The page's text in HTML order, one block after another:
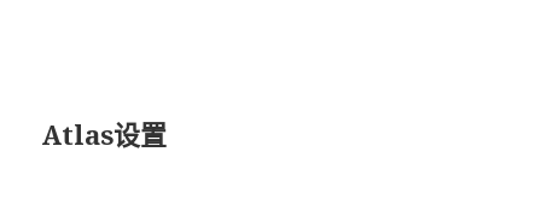
Atlas设置